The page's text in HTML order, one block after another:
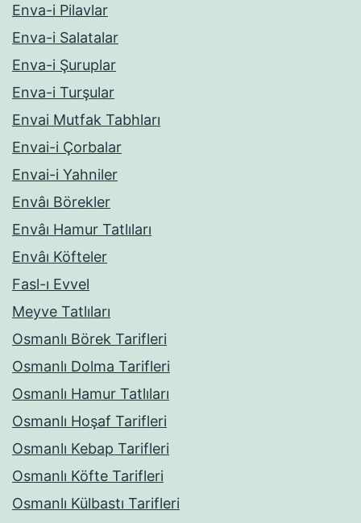
Enva-i Pilavlar
Enva-i Salatalar
Enva-i Şuruplar
Enva-i Turşular
Envai Mutfak Tabhları
Envai-i Çorbalar
Envai-i Yahniler
Envâı Börekler
Envâı Hamur Tatlıları
Envâı Köfteler
Fasl-ı Evvel
Meyve Tatlıları
Osmanlı Börek Tarifleri
Osmanlı Dolma Tarifleri
Osmanlı Hamur Tatlıları
Osmanlı Hoşaf Tarifleri
Osmanlı Kebap Tarifleri
Osmanlı Köfte Tarifleri
Osmanlı Külbastı Tarifleri